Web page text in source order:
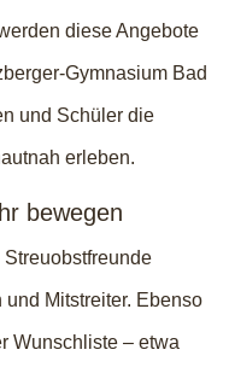
diese Angebote
Gymnasium Bad
und Schüler die
erleben.
bewegen
Mitstreiter. Ebenso
Wunschliste – etwa